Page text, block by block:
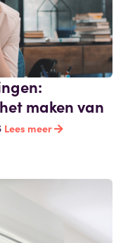
maken van
Lees meer